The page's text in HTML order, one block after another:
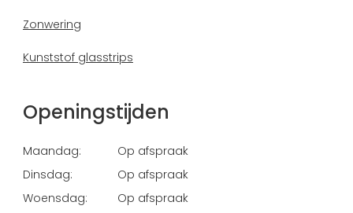
Zonwering
Kunststof glasstrips
Openingstijden
Maandag:
Op afspraak
Dinsdag:
Op afspraak
Woensdag:
Op afspraak